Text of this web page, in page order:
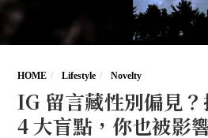
HOME Lifestyle Novelty
IG 留言藏性別偏見
4 大盲點，你也被影